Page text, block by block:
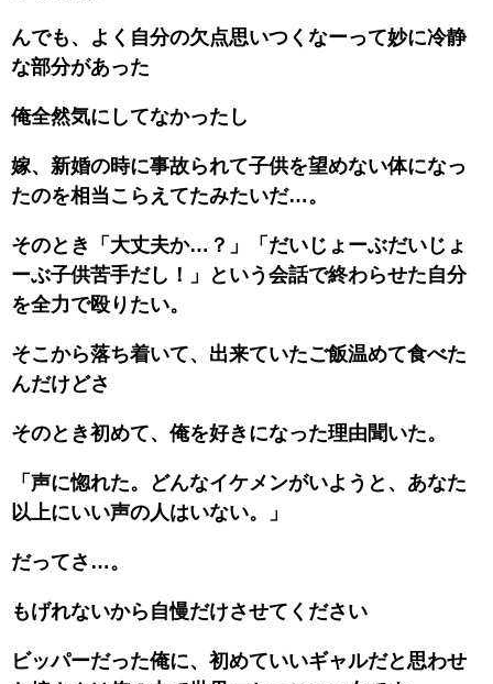
んでも、よく自分の欠点思いつくなーって妙に冷静
な部分があった
俺全然気にしてなかったし
嫁、新婚の時に事故られて子供を望めない体になっ
たのを相当こらえてたみたいだ…。
そのとき「大丈夫か…？」「だいじょーぶだいじょ
ーぶ子供苦手だし！」という会話で終わらせた自分
を全力で殴りたい。
そこから落ち着いて、出来ていたご飯温めて食べた
んだけどさ
そのとき初めて、俺を好きになった理由聞いた。
「声に惚れた。どんなイケメンがいようと、あなた
以上にいい声の人はいない。」
だってさ…。
もげれないから自慢だけさせてください
ビッパーだった俺に、初めていいギャルだと思わせ